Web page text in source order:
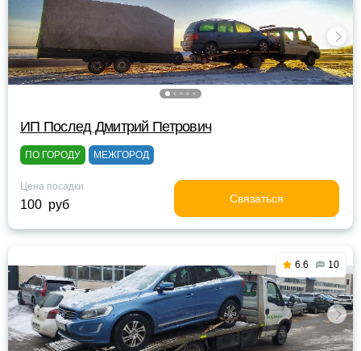
ИП Послед Дмитрий Петрович
ПО ГОРОДУ МЕЖГОРОД
Цена посадки
100 руб Связаться
6.6 10